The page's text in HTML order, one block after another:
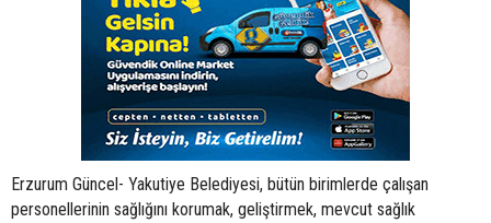
Erzurum Güncel- Yakutiye Belediyesi, bütün birimlerde çalışan
personellerinin sağlığını korumak, geliştirmek, mevcut sağlık